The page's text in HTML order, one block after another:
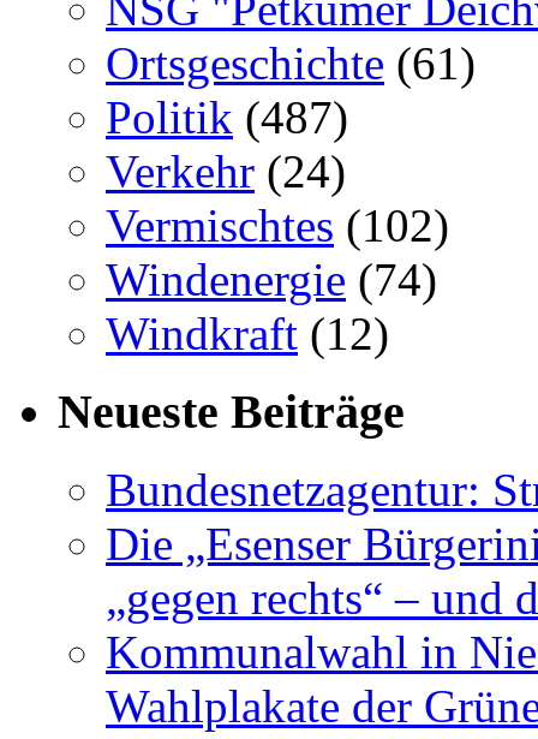
Ortsgeschichte (61)
Politik (487)
Verkehr (24)
Vermischtes (102)
Windenergie (74)
Windkraft (12)
Neueste Beiträge
Bundesnetzagentur:
Die „Esenser
„gegen rechts“ – und
Kommunalwahl in
Wahlplakate der